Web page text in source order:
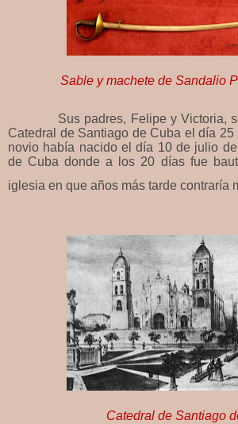
Sable y machete de Sandalio
Sus padres, Felipe y Victoria,
Catedral de Santiago de Cuba el día 25
novio había nacido el día 10 de julio
de Cuba donde a los 20 días fue
iglesia en que años más tarde contraría
Catedral de Santiago